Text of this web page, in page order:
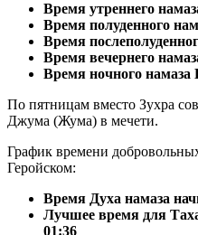
Время утреннего
Время полуденного
Время
Время вечернего
Время ночного
По пятницам вместо Зухра
Джума (Жума) в мечети.
График времени
Геройском:
Время Духа намаза
Лучшее время для
01:36